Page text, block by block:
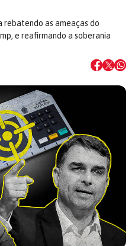
rebatendo as ameaças do
e reafirmando a soberania